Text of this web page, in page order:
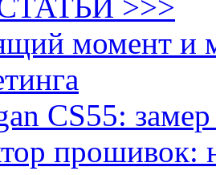
момент и
CS55:
прошивок: